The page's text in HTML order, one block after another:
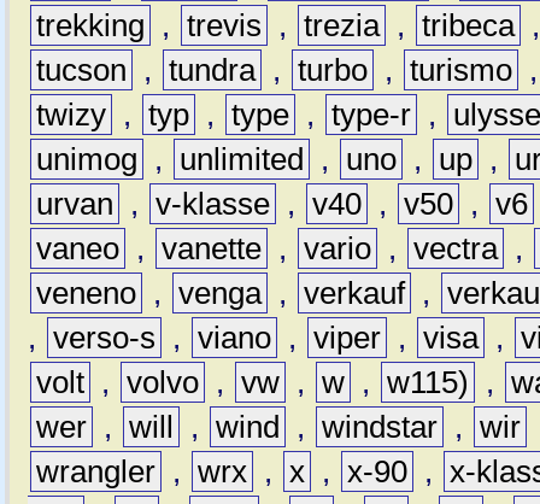
trekking
, trevis , trezia , tribeca
tucson
, tundra , turbo , turismo
twizy , typ , type , type-r ,
unimog
, unlimited , uno , up ,
urvan
, v-klasse , v40 , v50 , v6
vaneo , vanette , vario , vectra ,
veneno , venga , verkauf ,
, verso-s , viano , viper , visa ,
volt , volvo , vw , w , w115) ,
wer , will , wind , windstar , wir
wrangler , wrx , x , x-90 , x-